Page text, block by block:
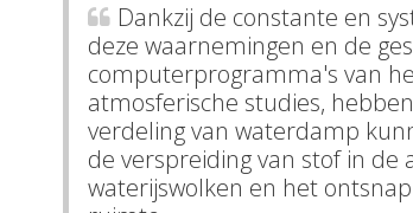
Dankzij de constante en
deze waarnemingen en de
computerprogramma's van
atmosferische studies,
verdeling van waterdamp
de verspreiding van stof in de
waterijswolken en het